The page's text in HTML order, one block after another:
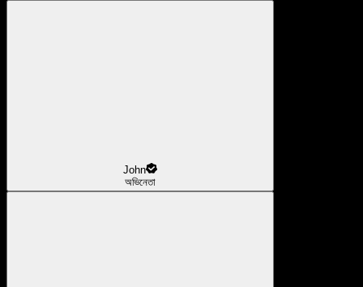
John
অভিনেতা